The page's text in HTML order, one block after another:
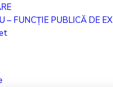
– FUNCȚIE PUBLICĂ DE